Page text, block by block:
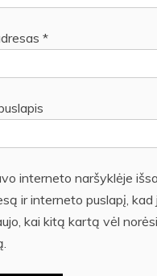
*
interneto naršyklėje
ir interneto puslapį, kad
kai kitą kartą vėl